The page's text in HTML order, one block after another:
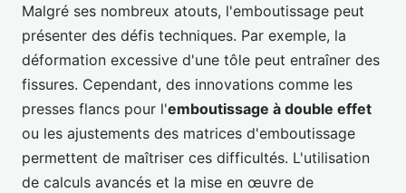
Malgré ses nombreux atouts, l'emboutissage peut
présenter des défis techniques. Par exemple, la
déformation excessive d'une tôle peut entraîner des
fissures. Cependant, des innovations comme les
presses flancs pour l'emboutissage à double effet
ou les ajustements des matrices d'emboutissage
permettent de maîtriser ces difficultés. L'utilisation
de calculs avancés et la mise en œuvre de